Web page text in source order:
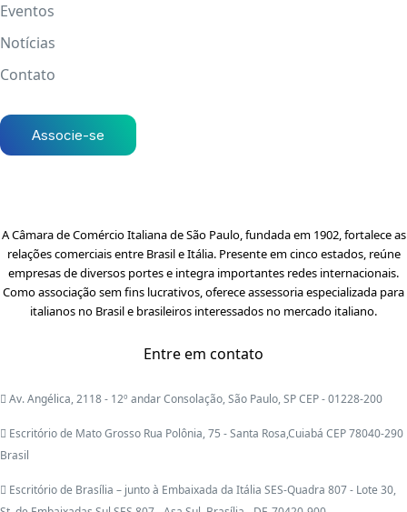
Eventos
Notícias
Contato
Associe-se
A Câmara de Comércio Italiana de São Paulo, fundada em 1902, fortalece as
relações comerciais entre Brasil e Itália. Presente em cinco estados, reúne
empresas de diversos portes e integra importantes redes internacionais.
Como associação sem fins lucrativos, oferece assessoria especializada para
italianos no Brasil e brasileiros interessados no mercado italiano.
Entre em contato
Av. Angélica, 2118 - 12º andar Consolação, São Paulo, SP CEP - 01228-200
Escritório de Mato Grosso Rua Polônia, 75 - Santa Rosa,Cuiabá CEP 78040-290
Brasil
Escritório de Brasília – junto à Embaixada da Itália SES-Quadra 807 - Lote 30,